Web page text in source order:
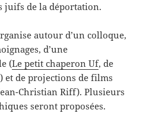
juifs de la déportation.
autour d’un colloque,
d’une
(Le petit chaperon Uf, de
et de projections de films
Christian Riff). Plusieurs
seront proposées.